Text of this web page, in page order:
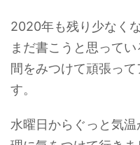
2020年も残り少なく
まだ書こうと思って
間をみつけて頑張っ
す。
水曜日からぐっと気